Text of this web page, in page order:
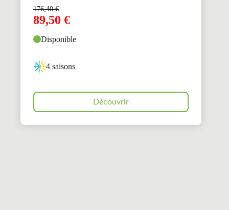
176,40€
89,50 €
Disponible
4 saisons
Découvrir